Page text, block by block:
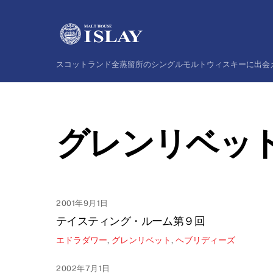
スコットランド全蒸留所のシングルモルトウィスキーに出会
グレンリベッ
2001年9月1日
テイスティング・ルーム第９回
エドラダワー, グレンリベット , ヘブリディーズ
2002年7月1日